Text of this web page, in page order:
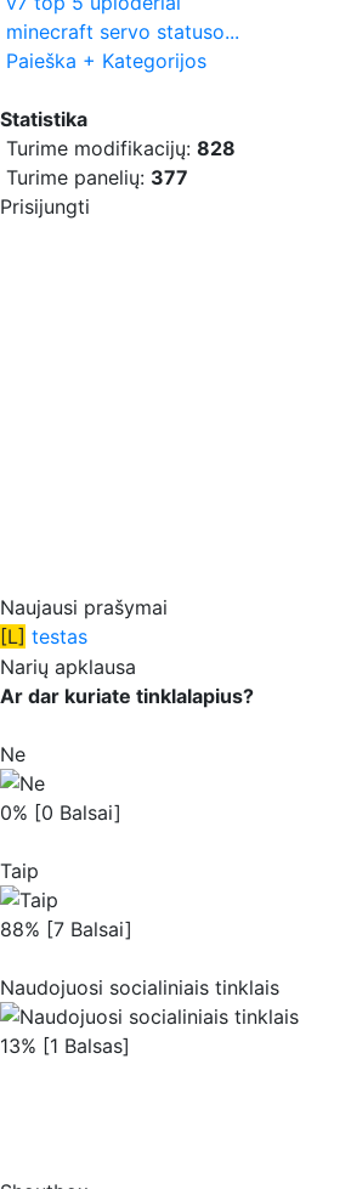
minecraft servo statuso...
Paieška + Kategorijos
Statistika
Turime modifikacijų: 828
Turime panelių: 377
Prisijungti
Naujausi prašymai
[L] testas
Narių apklausa
Ar dar kuriate tinklalapius?
Ne
0% [0 Balsai]
Taip
88% [7 Balsai]
Naudojuosi socialiniais tinklais
13% [1 Balsas]